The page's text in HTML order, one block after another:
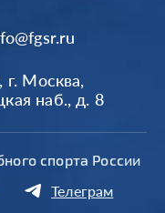
г. Москва,
наб., д. 8
спорта России
Телеграм